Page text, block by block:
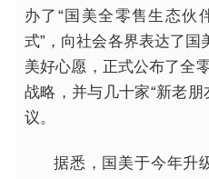
办了“国美全零售生态伙
式”，向社会各界表达了国
美好心愿，正式公布了全
战略，并与几十家“新老
议。
据悉，国美于今年升